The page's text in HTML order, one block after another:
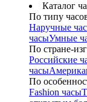
Каталог
По типу
Наручные
часыУмные
По стране-
Российские
часы
По
Fashion часы